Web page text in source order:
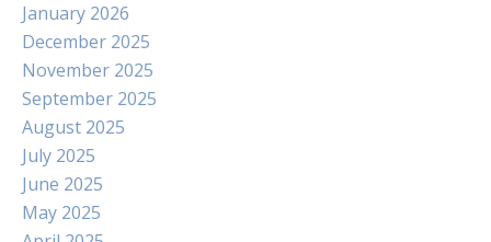
January 2026
December 2025
November 2025
September 2025
August 2025
July 2025
June 2025
May 2025